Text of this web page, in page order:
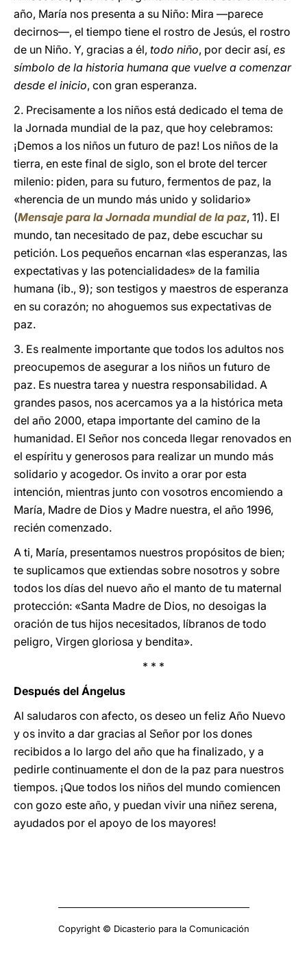
año, María nos presenta a su Niño: Mira —parece
decirnos—, el tiempo tiene el rostro de Jesús, el rostro
de un Niño. Y, gracias a él, todo niño, por decir así, es
símbolo de la historia humana que vuelve a comenzar
desde el inicio, con gran esperanza.
2. Precisamente a los niños está dedicado el tema de
la Jornada mundial de la paz, que hoy celebramos:
¡Demos a los niños un futuro de paz! Los niños de la
tierra, en este final de siglo, son el brote del tercer
milenio: piden, para su futuro, fermentos de paz, la
«herencia de un mundo más unido y solidario»
(Mensaje para la Jornada mundial de la paz, 11). El
mundo, tan necesitado de paz, debe escuchar su
petición. Los pequeños encarnan «las esperanzas, las
expectativas y las potencialidades» de la familia
humana (ib., 9); son testigos y maestros de esperanza
en su corazón; no ahoguemos sus expectativas de
paz.
3. Es realmente importante que todos los adultos nos
preocupemos de asegurar a los niños un futuro de
paz. Es nuestra tarea y nuestra responsabilidad. A
grandes pasos, nos acercamos ya a la histórica meta
del año 2000, etapa importante del camino de la
humanidad. El Señor nos conceda llegar renovados en
el espíritu y generosos para realizar un mundo más
solidario y acogedor. Os invito a orar por esta
intención, mientras junto con vosotros encomiendo a
María, Madre de Dios y Madre nuestra, el año 1996,
recién comenzado.
A ti, María, presentamos nuestros propósitos de bien;
te suplicamos que extiendas sobre nosotros y sobre
todos los días del nuevo año el manto de tu maternal
protección: «Santa Madre de Dios, no desoigas la
oración de tus hijos necesitados, líbranos de todo
peligro, Virgen gloriosa y bendita».
* * *
Después del Ángelus
Al saludaros con afecto, os deseo un feliz Año Nuevo
y os invito a dar gracias al Señor por los dones
recibidos a lo largo del año que ha finalizado, y a
pedirle continuamente el don de la paz para nuestros
tiempos. ¡Que todos los niños del mundo comiencen
con gozo este año, y puedan vivir una niñez serena,
ayudados por el apoyo de los mayores!
Copyright © Dicasterio para la Comunicación